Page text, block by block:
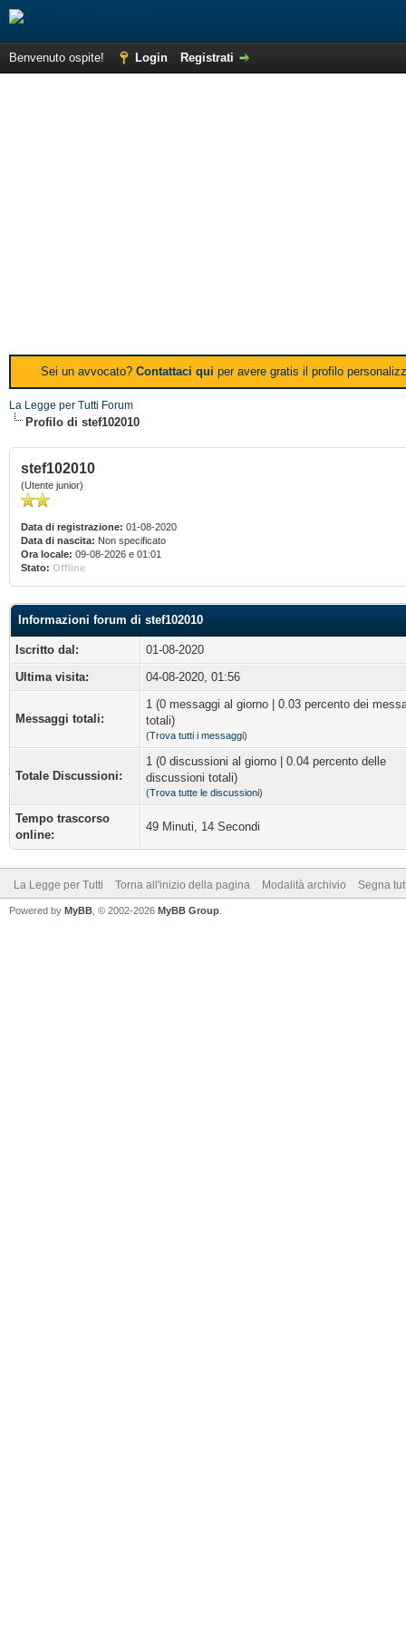
Benvenuto ospite! Login Registrati
Sei un avvocato? Contattaci qui per avere gratis il profilo
La Legge per Tutti Forum
Profilo di stef102010
stef102010
(Utente junior)
Data di registrazione: 01-08-2020
Data di nascita: Non specificato
Ora locale: 09-08-2026 e 01:01
Stato: Offline
Informazioni forum di stef102010
Iscritto dal:
01-08-2020
Ultima visita:
04-08-2020, 01:56
Messaggi totali:
1 (0 messaggi al giorno | 0.03 percento dei
totali)
(Trova tutti i messaggi)
Totale Discussioni:
1 (0 discussioni al giorno | 0.04 percento delle
discussioni totali)
(Trova tutte le discussioni)
Tempo trascorso
online:
49 Minuti, 14 Secondi
La Legge per Tutti Torna all'inizio della pagina Modalità archivio Segna
Powered by MyBB , © 2002-2026 MyBB Group